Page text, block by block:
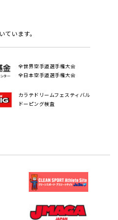
います。
全世界空手道選手権大会
全日本空手道選手権大会
カラテドリームフェスティバル
ドーピング検査